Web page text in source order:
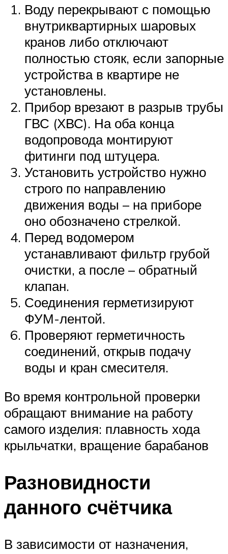
Воду перекрывают с помощью
внутриквартирных шаровых
кранов либо отключают
полностью стояк, если запорные
устройства в квартире не
установлены.
Прибор врезают в разрыв трубы
ГВС (ХВС). На оба конца
водопровода монтируют
фитинги под штуцера.
Установить устройство нужно
строго по направлению
движения воды – на приборе
оно обозначено стрелкой.
Перед водомером
устанавливают фильтр грубой
очистки, а после – обратный
клапан.
Соединения герметизируют
ФУМ-лентой.
Проверяют герметичность
соединений, открыв подачу
воды и кран смесителя.
Во время контрольной проверки
обращают внимание на работу
самого изделия: плавность хода
крыльчатки, вращение барабанов
Разновидности
данного счётчика
В зависимости от назначения,